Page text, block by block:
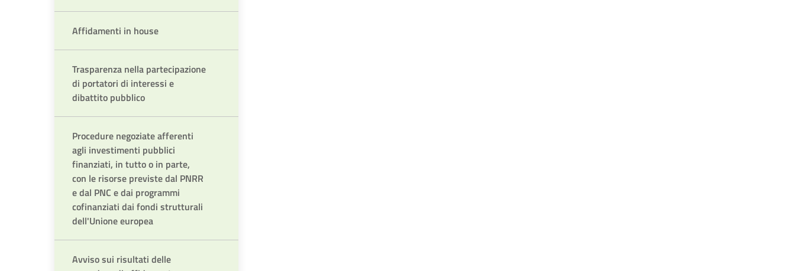
Affidamenti in house
Trasparenza nella partecipazione
di portatori di interessi e
dibattito pubblico
Procedure negoziate afferenti
agli investimenti pubblici
finanziati, in tutto o in parte,
con le risorse previste dal PNRR
e dal PNC e dai programmi
cofinanziati dai fondi strutturali
dell'Unione europea
Avviso sui risultati delle